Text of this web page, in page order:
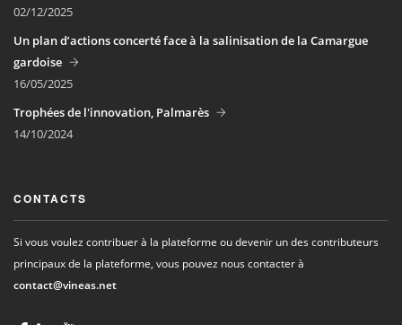
02/12/2025
Un plan d’actions concerté face à la salinisation de la Camargue
gardoise
16/05/2025
Trophées de l'innovation, Palmarès
14/10/2024
CONTACTS
Si vous voulez contribuer à la plateforme ou devenir un des contributeurs
principaux de la plateforme, vous pouvez nous contacter à
contact@vineas.net